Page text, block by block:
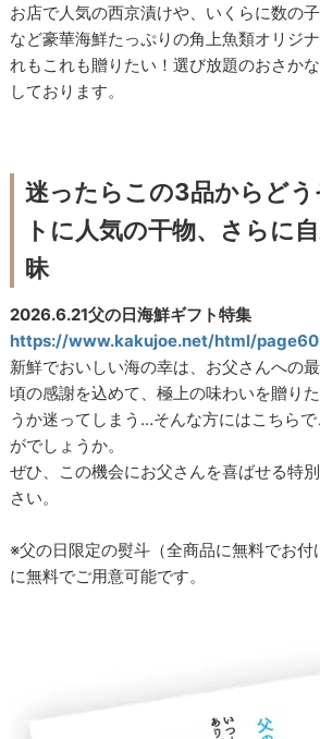
お店で人気の西京漬けや、いくらに数の
など豪華海鮮たっぷりの角上魚類オリジ
れもこれも贈りたい！選び放題のおさか
しております。
迷ったらこの3品からどう
トに人気の干物、さらに
昧
2026.6.21父の日海鮮ギフト特集
https://www.kakujoe.net/html/
新鮮でおいしい海の幸は、お父さんへの
頃の感謝を込めて、極上の味わいを贈り
うか迷ってしまう…そんな方にはこちら
がでしょうか。
ぜひ、この機会にお父さんを喜ばせる特
さい。
※父の日限定の熨斗（全商品に無料でお
に無料でご用意可能です。